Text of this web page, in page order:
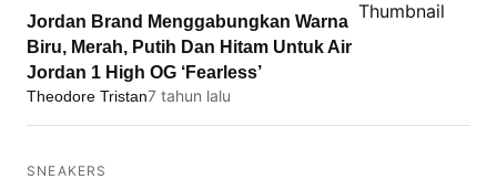
Jordan Brand Menggabungkan Warna
Biru, Merah, Putih Dan Hitam Untuk Air
Jordan 1 High OG ‘Fearless’
Theodore Tristan7 tahun lalu
SNEAKERS